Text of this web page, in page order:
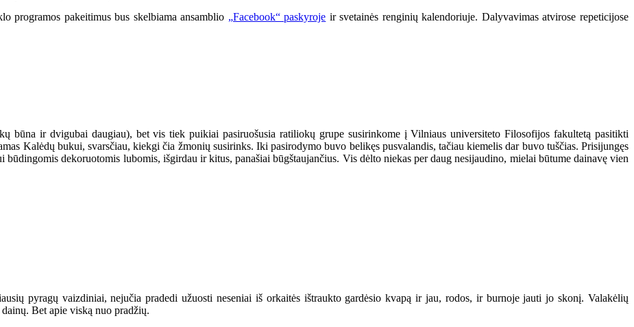
programos pakeitimus bus skelbiama ansamblio „Facebook“ paskyroje ir svetainės renginių kalendoriuje. Dalyvavimas atvirose repeticijose
būna ir dvigubai daugiau), bet vis tiek puikiai pasiruošusia ratiliokų grupe susirinkome į Vilniaus universiteto Filosofijos fakultetą pasitikti
Kalėdų bukui, svarsčiau, kiekgi čia žmonių susirinks. Iki pasirodymo buvo belikęs pusvalandis, tačiau kiemelis dar buvo tuščias. Prisijungęs
dekoruotomis lubomis, išgirdau ir kitus, panašiai būgštaujančius. Vis dėlto niekas per daug nesijaudino, mielai būtume dainavę vien
pyragų vaizdiniai, nejučia pradedi užuosti neseniai iš orkaitės ištraukto gardėsio kvapą ir jau, rodos, ir burnoje jauti jo skonį. Valakėlių
Bet apie viską nuo pradžių.